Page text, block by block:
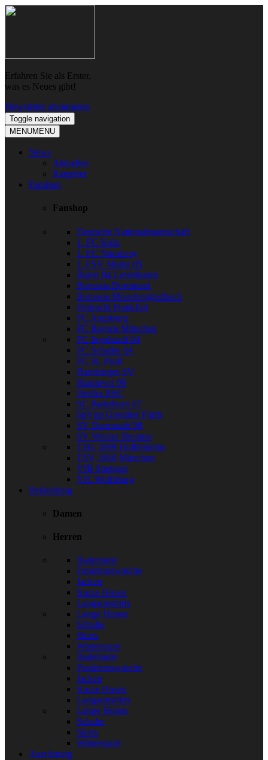
Skip
Skip
Erfahren Sie als Erster,
was es Neues gibt!
Newsletter abonnieren
Toggle navigation
MENUMENU
News
Aktuelles
Ratgeber
Fanshop
Fanshop
Deutsche Nationalmannschaft
1. FC Köln
1. FC Nürnberg
1. FSV Mainz 05
Bayer 04 Leverkusen
Borussia Dortmund
Borussia Mönchengladbach
Eintracht Frankfurt
FC Augsburg
FC Bayern München
FC Ingolstadt 04
FC Schalke 04
FC St. Pauli
Hamburger SV
Hannover 96
Hertha BSC
SC Paderborn 07
SpVgg Greuther Fürth
SV Darmstadt 98
SV Werder Bremen
TSG 1899 Hoffenheim
TSV 1860 München
VfB Stuttgart
VfL Wolfsburg
Bekleidung
Damen
Herren
Bademode
Funktionswäsche
Jacken
Kurze Hosen
Langarmshirts
Lange Hosen
Schuhe
Shirts
Wintersport
Bademode
Funktionswäsche
Jacken
Kurze Hosen
Langarmshirts
Lange Hosen
Schuhe
Shirts
Wintersport
Ausrüstung